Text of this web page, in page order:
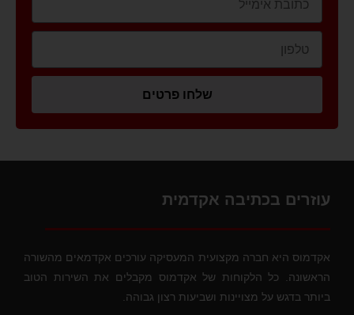
שלחו פרטים
עוזרים בכתיבה אקדמית
אקדמוס היא חברה מקצועית המעסיקה עורכים אקדמאים מהשורה
הראשונה. כל הלקוחות של אקדמוס מקבלים את השירות הטוב
ביותר בדגש על מצויינות ושביעות רצון גבוהה.